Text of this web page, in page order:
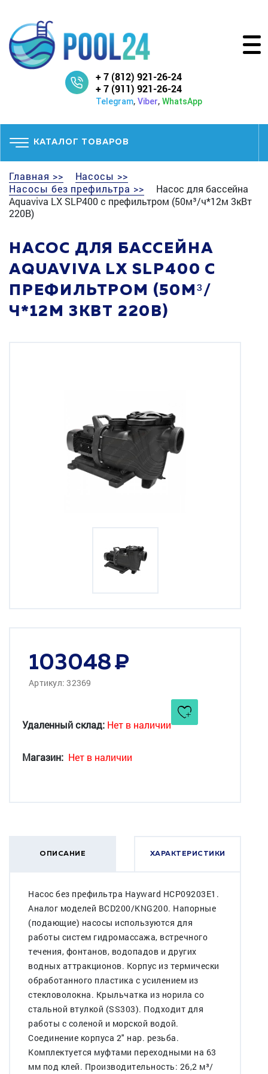
+ 7 (812) 921-26-24
+ 7 (911) 921-26-24
Telegram, Viber, WhatsApp
КАТАЛОГ ТОВАРОВ
Главная >>
Насосы >>
Насосы без префильтра >>
Насос для бассейна
Aquaviva LX SLP400 с префильтром (50м³/ч*12м 3кВт
220В)
НАСОС ДЛЯ БАССЕЙНА
AQUAVIVA LX SLP400 С
ПРЕФИЛЬТРОМ (50М³/
Ч*12М 3КВТ 220В)
103048
Артикул: 32369
Удаленный склад: Нет в наличии
Магазин: Нет в наличии
ОПИСАНИЕ ХАРАКТЕРИСТИКИ
Насос без префильтра Hayward HCP09203E1.
Аналог моделей BCD200/KNG200. Напорные
(подающие) насосы используются для
работы систем гидромассажа, встречного
течения, фонтанов, водопадов и других
водных аттракционов. Корпус из термически
обработанного пластика с усилением из
стекловолокна. Крыльчатка из норила со
стальной втулкой (SS303). Подходит для
работы с соленой и морской водой.
Соединение корпуса 2" нар. резьба.
Комплектуется муфтами переходными на 63
мм под клей. Производительность: 26,2 м³/